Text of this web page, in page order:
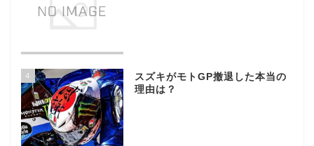
4
スズキがモトGP撤退した本当の
理由は？